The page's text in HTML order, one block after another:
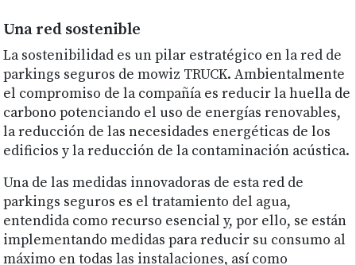
Una red sostenible
La sostenibilidad es un pilar estratégico en la red de
parkings seguros de mowiz TRUCK. Ambientalmente
el compromiso de la compañía es reducir la huella de
carbono potenciando el uso de energías renovables,
la reducción de las necesidades energéticas de los
edificios y la reducción de la contaminación acústica.
Una de las medidas innovadoras de esta red de
parkings seguros es el tratamiento del agua,
entendida como recurso esencial y, por ello, se están
implementando medidas para reducir su consumo al
máximo en todas las instalaciones, así como